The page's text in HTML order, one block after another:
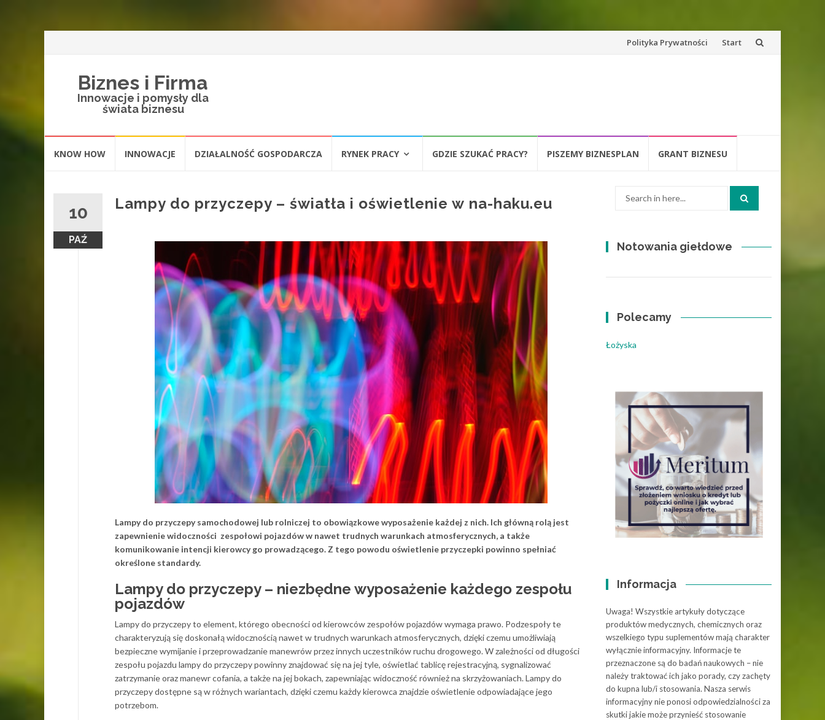
Skip
Polityka Prywatności Start
Biznes i Firma
Innowacje i pomysły dla
świata biznesu
KNOW HOW INNOWACJE DZIAŁALNOŚĆ GOSPODARCZA RYNEK PRACY GDZIE SZUKAĆ PRACY? PISZEMY BIZNESPLAN GRANT BIZNESU
10
PAŹ
Lampy do przyczepy – światła i oświetlenie w na-haku.eu
Lampy do przyczepy samochodowej lub rolniczej to obowiązkowe wyposażenie każdej z nich. Ich główną rolą jest
zapewnienie widoczności zespołowi pojazdów w nawet trudnych warunkach atmosferycznych, a także
komunikowanie intencji kierowcy go prowadzącego. Z tego powodu oświetlenie przyczepki powinno spełniać
określone standardy.
Lampy do przyczepy – niezbędne wyposażenie każdego zespołu
pojazdów
Lampy do przyczepy to element, którego obecności od kierowców zespołów pojazdów wymaga prawo. Podzespoły te
charakteryzują się doskonałą widocznością nawet w trudnych warunkach atmosferycznych, dzięki czemu umożliwiają
bezpieczne wymijanie i przeprowadzanie manewrów przez innych uczestników ruchu drogowego. W zależności od długości
zespołu pojazdu lampy do przyczepy powinny znajdować się na jej tyle, oświetlać tablicę rejestracyjną, sygnalizować
zatrzymanie oraz manewr cofania, a także na jej bokach, zapewniając widoczność również na skrzyżowaniach. Lampy do
przyczepy dostępne są w różnych wariantach, dzięki czemu każdy kierowca znajdzie oświetlenie odpowiadające jego
potrzebom.
Notowania giełdowe
Polecamy
Łożyska
Informacja
Uwaga! Wszystkie artykuły dotyczące
produktów medycznych, chemicznych oraz
wszelkiego typu suplementów mają charakter
wyłącznie informacyjny. Informacje te
przeznaczone są do badań naukowych – nie
należy traktować ich jako porady, czy zachęty
do kupna lub/i stosowania. Nasza serwis
informacyjny nie ponosi odpowiedzialności za
skutki jakie może przynieść stosowanie